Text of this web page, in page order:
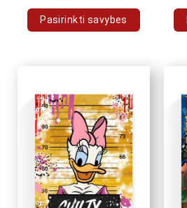
Pasirinkti savybes
variants.
The
options
may
be
chosen
on
the